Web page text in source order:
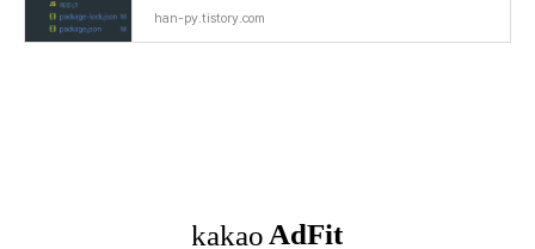
han-py.tistory.com